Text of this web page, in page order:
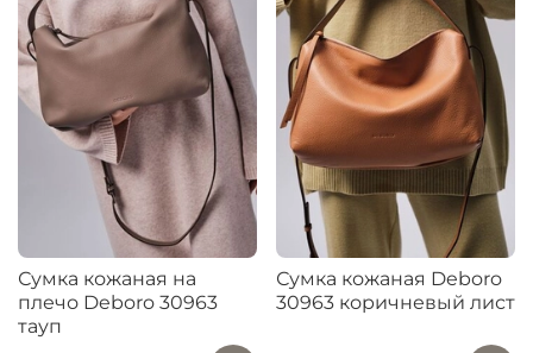
Сумка кожаная на
плечо Deboro 30963
тауп
Сумка кожаная Deboro
30963 коричневый лист